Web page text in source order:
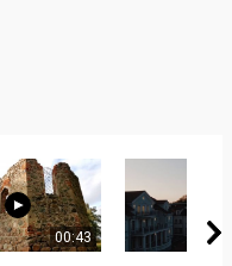
00:43